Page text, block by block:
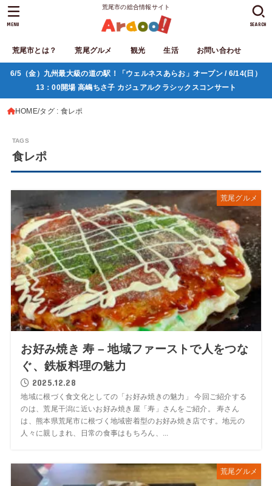
荒尾市の総合情報サイト
荒尾市とは？ 荒尾グルメ 観光 生活 お問い合わせ
SEARCH
MENU
6/5（金）九州最大級の道の駅！「ウェルネスあらお」オープン / 6/14(日）
13：00開場 高嶋ちさ子 カジュアルクラシックスコンサート
HOME タグ : 食レポ
食レポ
荒尾グルメ
お好み焼き 寿 – 地域ファーストで人をつな
ぐ、鉄板料理の魅力
2025.12.28
地域に根づく食文化としての「お好み焼きの魅力」 今回ご紹介する
のは、荒尾干潟に近いお好み焼き屋「寿」さんをご紹介。 寿さん
は、熊本県荒尾市に根づく地域密着型のお好み焼き店です。地元の
人々に親しまれ、日常の食事はもちろん、...
荒尾グルメ